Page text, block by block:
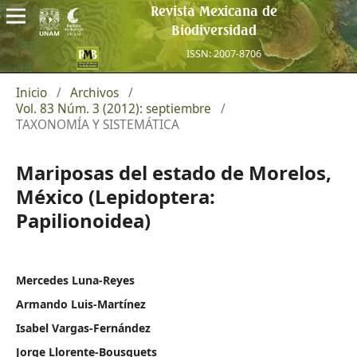
Revista Mexicana de
Biodiversidad
ISSN: 2007-8706
Inicio / Archivos /
Vol. 83 Núm. 3 (2012): septiembre
/
TAXONOMÍA Y SISTEMÁTICA
Mariposas del estado de Morelos,
México (Lepidoptera:
Papilionoidea)
Mercedes Luna-Reyes
Armando Luis-Martínez
Isabel Vargas-Fernández
Jorge Llorente-Bousquets